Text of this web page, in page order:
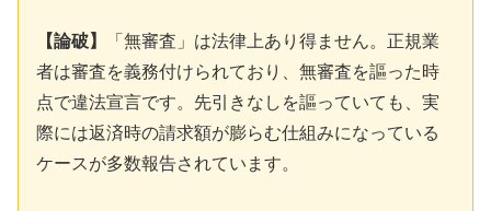
【論破】
「無審査」は法律上あり得ません。正規業
者は審査を義務付けられており、無審査を謳った時
点で違法宣言です。先引きなしを謳っていても、実
際には返済時の請求額が膨らむ仕組みになっている
ケースが多数報告されています。